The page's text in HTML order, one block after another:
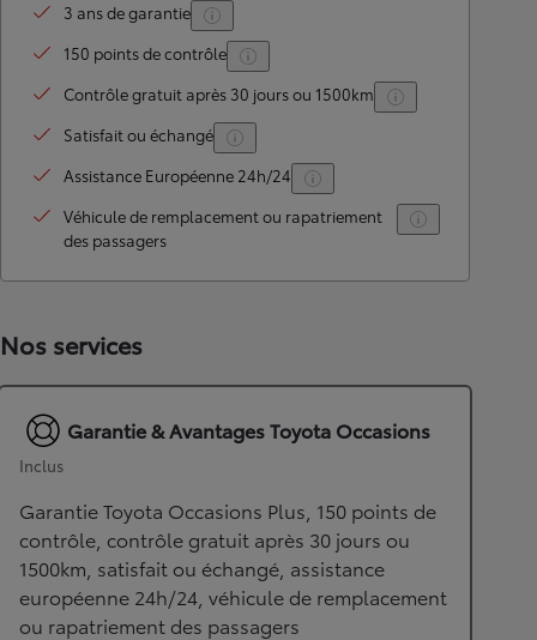
3 ans de garantie
150 points de contrôle
Contrôle gratuit après 30 jours ou 1500km
Satisfait ou échangé
Assistance Européenne 24h/24
Véhicule de remplacement ou rapatriement
des passagers
Nos services
Garantie & Avantages Toyota Occasions
Inclus
Garantie Toyota Occasions Plus, 150 points de
contrôle, contrôle gratuit après 30 jours ou
1500km, satisfait ou échangé, assistance
européenne 24h/24, véhicule de remplacement
ou rapatriement des passagers